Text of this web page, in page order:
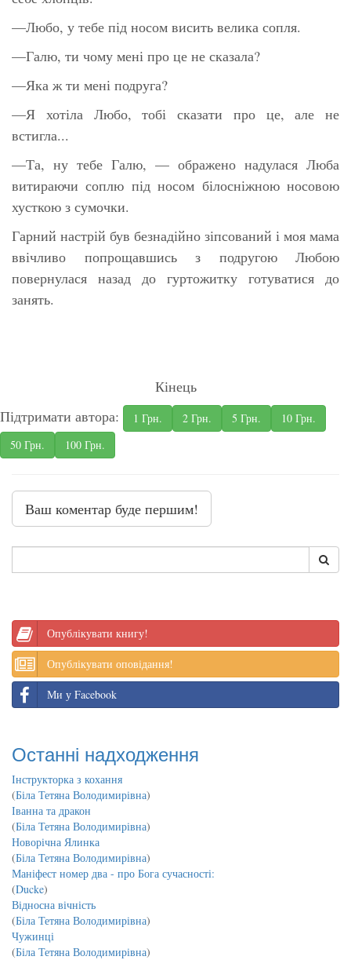
—Любо, у тебе під носом висить велика сопля.
—Галю, ти чому мені про це не сказала?
—Яка ж ти мені подруга?
—Я хотіла Любо, тобі сказати про це, але не
встигла...
—Та, ну тебе Галю, — ображено надулася Люба
витираючи соплю під носом білосніжною носовою
хусткою з сумочки.
Гарний настрій був безнадійно зіпсований і моя мама
ввічливо попрощавшись з подругою Любою
повернулася назад до гуртожитку готуватися до
занять.
Кінець
Підтримати автора:
1 Грн. 2 Грн. 5 Грн.
10 Грн.
50 Грн.
100 Грн.
Ваш коментар буде першим!
Опублікувати книгу!
Опублікувати оповідання!
Ми у Facebook
Останні надходження
Інструкторка з кохання
(Біла Тетяна Володимирівна)
Іванна та дракон
(Біла Тетяна Володимирівна)
Новорічна Ялинка
(Біла Тетяна Володимирівна)
Маніфест номер два - про Бога сучасності:
(Ducke)
Відносна вічність
(Біла Тетяна Володимирівна)
Чужинці
(Біла Тетяна Володимирівна)